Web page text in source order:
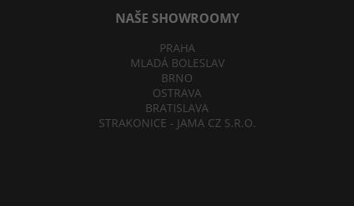
NAŠE SHOWROOMY
PRAHA
MLADÁ BOLESLAV
BRNO
OSTRAVA
BRATISLAVA
STRAKONICE - JAMA CZ S.R.O.